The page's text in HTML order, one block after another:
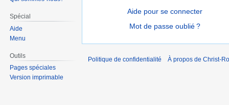
Aide pour se connecter
Mot de passe oublié ?
Spécial
Aide
Menu
Outils
Pages spéciales
Version imprimable
Politique de confidentialité À propos de Christ-